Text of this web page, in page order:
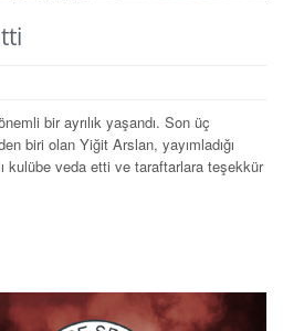
bir ayrılık yaşandı. Son üç
biri olan Yiğit Arslan, yayımladığı
kulübe veda etti ve taraftarlara teşekkür